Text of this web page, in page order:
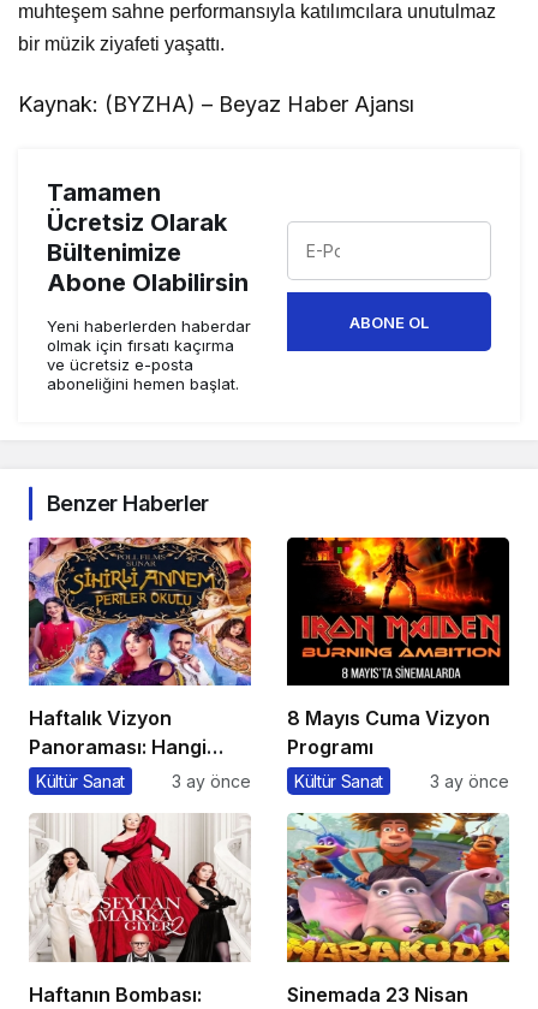
muhteşem sahne performansıyla katılımcılara unutulmaz
bir müzik ziyafeti yaşattı.
Kaynak: (BYZHA) – Beyaz Haber Ajansı
Tamamen
Ücretsiz Olarak
Bültenimize
Abone Olabilirsin
Yeni haberlerden haberdar
olmak için fırsatı kaçırma
ve ücretsiz e-posta
aboneliğini hemen başlat.
ABONE OL
Benzer Haberler
Haftalık Vizyon
Panoraması: Hangi
Filmi İzlemeli?
Kültür Sanat 3 ay önce
8 Mayıs Cuma Vizyon
Programı
Kültür Sanat 3 ay önce
Haftanın Bombası:
Sinemada 23 Nisan